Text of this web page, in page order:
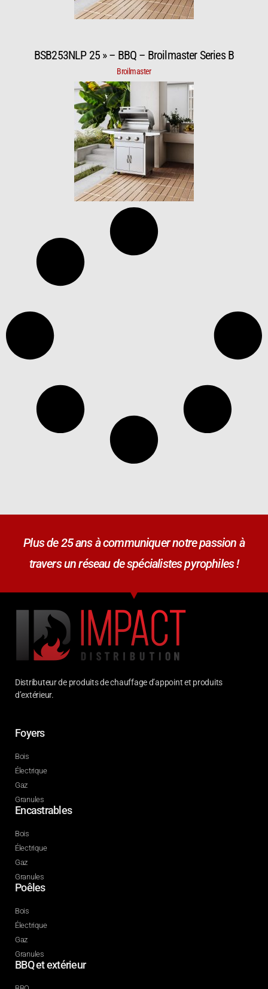
BSB253NLP 25 » – BBQ – Broilmaster Series B
Broilmaster
Plus de 25 ans à communiquer notre passion à
travers un réseau de spécialistes pyrophiles !
Distributeur de produits de chauffage d’appoint et produits
d’extérieur.
Foyers
Bois
Électrique
Gaz
Granules
Encastrables
Bois
Électrique
Gaz
Granules
Poêles
Bois
Électrique
Gaz
Granules
BBQ et extérieur